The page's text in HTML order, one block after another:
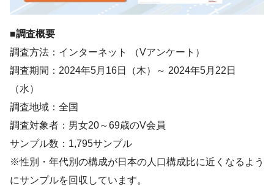
■調査概要
調査方法：インターネット （Vアンケート）
調査期間：2024年5月16日（木）～ 2024年5月22日
（水）
調査地域：全国
調査対象者：男女20～69歳のV会員
サンプル数：1,795サンプル
※性別・年代別の構成が日本の人口構成比に近くなるよう
にサンプルを回収しています。